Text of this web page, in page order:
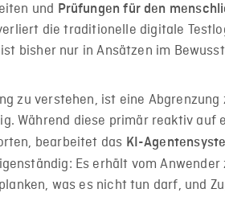
und Prüfungen für den
die traditionelle digitale
bisher nur in Ansätzen im
zu verstehen, ist eine Abgrenzung
Während diese primär reaktiv auf
bearbeitet das KI-
Es erhält vom
was es nicht tun darf, und